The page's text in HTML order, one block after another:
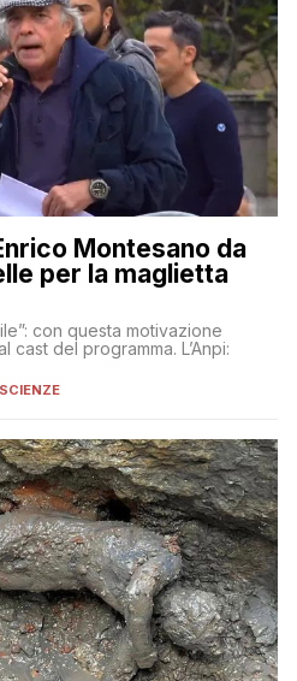
Montesano da
per la maglietta
con questa motivazione
cast del programma. L’Anpi: